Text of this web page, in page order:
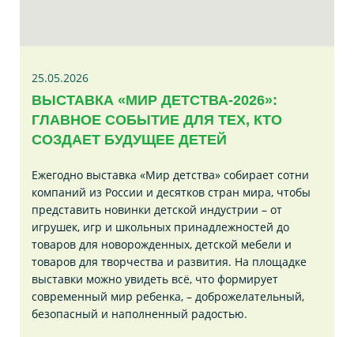
25.05.2026
ВЫСТАВКА «МИР ДЕТСТВА-2026»:
ГЛАВНОЕ СОБЫТИЕ ДЛЯ ТЕХ, КТО
СОЗДАЕТ БУДУЩЕЕ ДЕТЕЙ
Ежегодно выставка «Мир детства» собирает сотни
компаний из России и десятков стран мира, чтобы
представить новинки детской индустрии – от
игрушек, игр и школьных принадлежностей до
товаров для новорожденных, детской мебели и
товаров для творчества и развития. На площадке
выставки можно увидеть всё, что формирует
современный мир ребенка, – доброжелательный,
безопасный и наполненный радостью.